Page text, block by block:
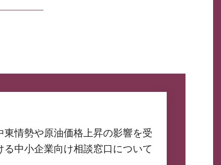
東情勢や原油価格上昇の影響を受
る中小企業向け相談窓口について